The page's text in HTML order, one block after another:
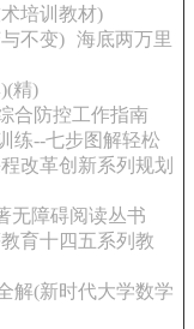
培训教材)
不变) 海底两万里
精)
合防控工作指南
练--七步图解轻松
改革创新系列规划
无障碍阅读丛书
育十四五系列教
解(新时代大学数学